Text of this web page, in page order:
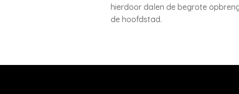
hierdoor dalen de begrote
de hoofdstad.